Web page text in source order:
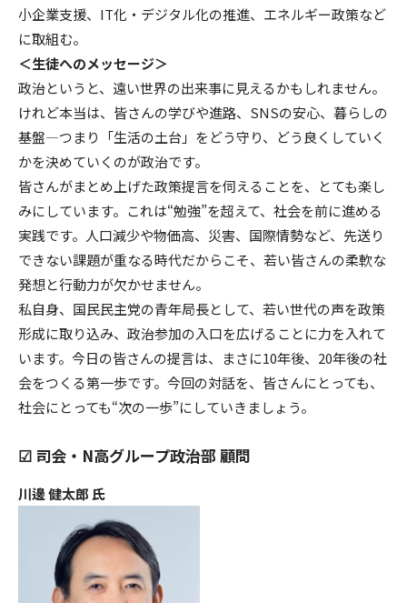
小企業支援、IT化・デジタル化の推進、エネルギー政策など
に取組む。
＜生徒へのメッセージ＞
政治というと、遠い世界の出来事に見えるかもしれません。
けれど本当は、皆さんの学びや進路、SNSの安心、暮らしの
基盤―つまり「生活の土台」をどう守り、どう良くしていく
かを決めていくのが政治です。
皆さんがまとめ上げた政策提言を伺えることを、とても楽し
みにしています。これは“勉強”を超えて、社会を前に進める
実践です。人口減少や物価高、災害、国際情勢など、先送り
できない課題が重なる時代だからこそ、若い皆さんの柔軟な
発想と行動力が欠かせません。
私自身、国民民主党の青年局長として、若い世代の声を政策
形成に取り込み、政治参加の入口を広げることに力を入れて
います。今日の皆さんの提言は、まさに10年後、20年後の社
会をつくる第一歩です。今回の対話を、皆さんにとっても、
社会にとっても“次の一歩”にしていきましょう。
☑︎ 司会・N高グループ政治部 顧問
川邊 健太郎 氏